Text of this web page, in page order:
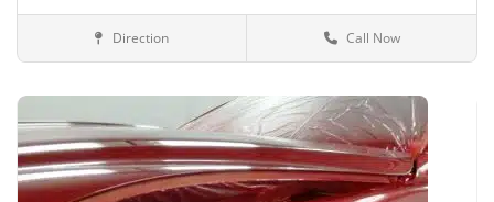
GimnasiosDirection Call Now